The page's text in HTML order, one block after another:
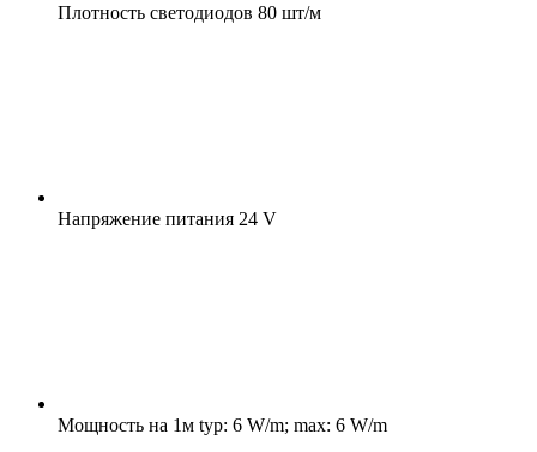
Плотность светодиодов 80 шт/м
Напряжение питания 24 V
Мощность на 1м typ: 6 W/m; max: 6 W/m